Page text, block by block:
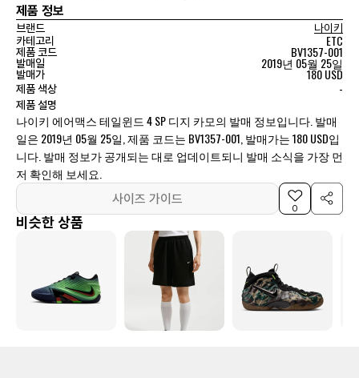
제품 정보
브랜드
나이키
카테고리
ETC
제품 코드 BV1357-001
발매일 2019년 05월 25일
발매가 180 USD
제품 색상 -
제품 설명
나이키 에어맥스 테일윈드 4 SP 디지 카모의 발매 정보입니다. 발매
일은 2019년 05월 25일, 제품 코드는 BV1357-001, 발매가는 180 USD입
니다. 발매 정보가 공개되는 대로 업데이트되니 발매 소식을 가장 먼
저 확인해 보세요.
사이즈 가이드
0
비슷한 상품